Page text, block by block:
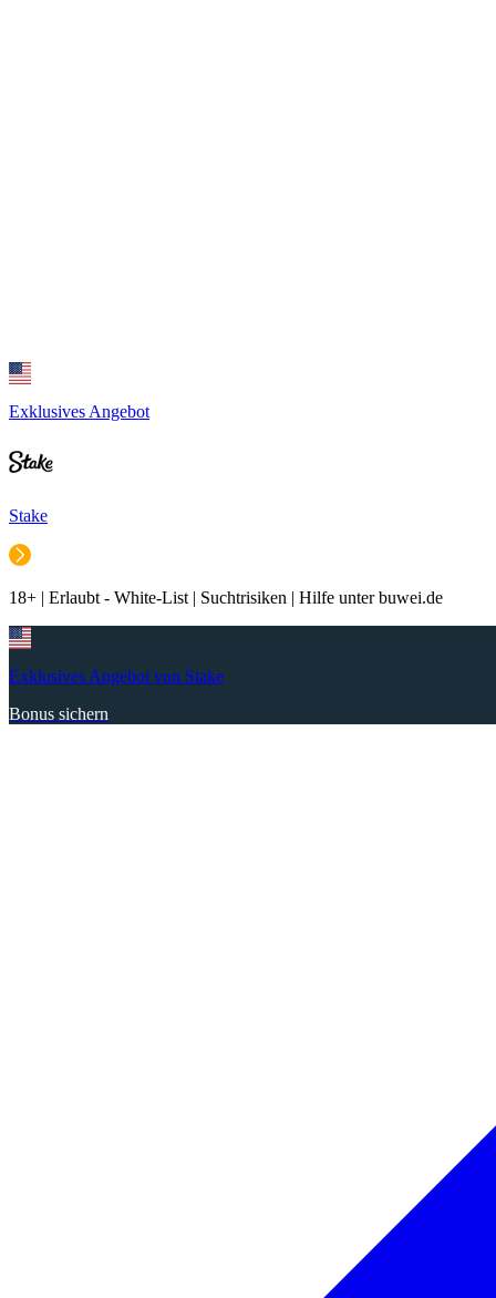
Exklusives Angebot
Stake
18+ | Erlaubt - White-List | Suchtrisiken | Hilfe unter buwei.de
Exklusives Angebot von Stake
Bonus sichern